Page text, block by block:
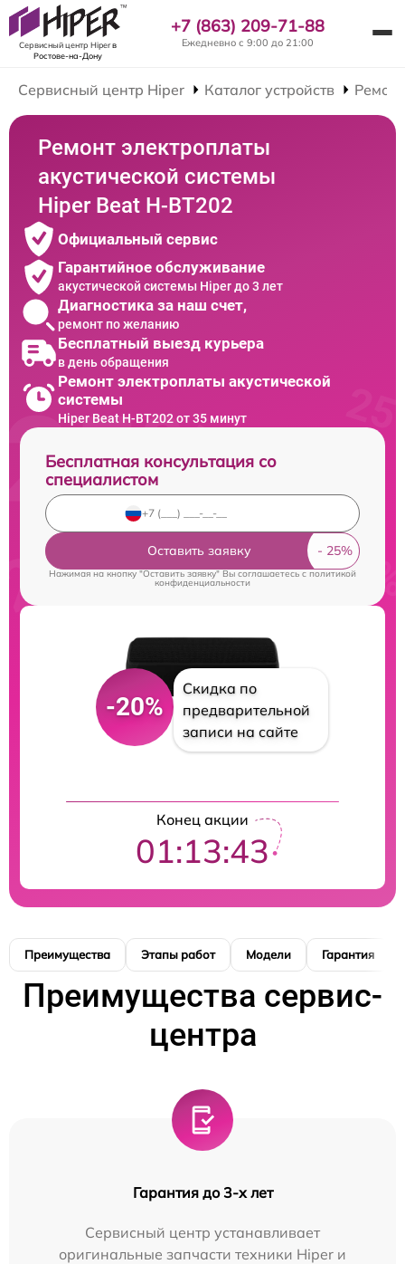
Сервисный центр Hiperв
Ростове-на-Дону
+7 (863) 209-71-88
Ежедневно с 9:00 до 21:00
Сервисный центр Hiper Каталог устройств
Ремонт электроплаты
акустической системы
Hiper Beat H-BT202
Официальный сервис
Гарантийное обслуживание
акустической системы Hiper до 3 лет
Диагностика за наш счет,
ремонт по желанию
Бесплатный выезд курьера
в день обращения
Ремонт электроплаты акустической
системы
Hiper Beat H-BT202 от 35 минут
Бесплатная консультация со
специалистом
Оставить заявку
Нажимая на кнопку "Оставить заявку" Вы соглашаетесь cполитикой
конфиденциальности
-20%
Скидка по
предварительной
записи на сайте
Конец акции
01:13:42
Преимущества Этапы работ Модели Гарантия
Преимущества сервис-
центра
Гарантия до 3-х лет
Сервисный центр устанавливает
оригинальные запчасти техники Hiper и